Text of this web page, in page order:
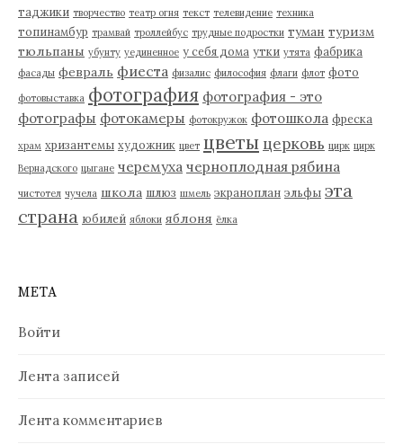
таджики творчество театр огня текст телевидение техника
топинамбур трамвай троллейбус трудные подростки туман туризм
тюльпаны убунту уединенное у себя дома утки утята фабрика
фасады февраль фиеста физалис философия флаги флот фото
фотовыставка фотография фотография - это
фотографы фотокамеры фотокружок фотошкола фреска
храм хризантемы художник цвет цветы церковь цирк цирк
Вернадского цыгане черемуха черноплодная рябина
чистотел чучела школа шлюз шмель экраноплан эльфы эта
страна юбилей яблоки яблоня ёлка
МЕТА
Войти
Лента записей
Лента комментариев